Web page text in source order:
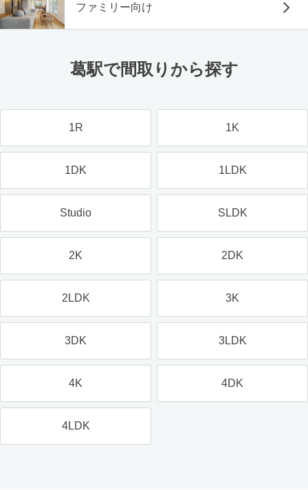
ファミリー向け
葛駅で間取りから探す
1R 1K
1DK 1LDK
Studio SLDK
2K 2DK
2LDK 3K
3DK 3LDK
4K 4DK
4LDK